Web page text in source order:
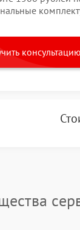
консультацию